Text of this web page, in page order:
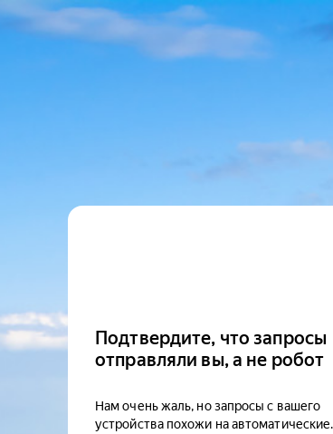
Подтвердите, что запросы
отправляли вы, а не робот
Нам очень жаль, но запросы с вашего
устройства похожи на автоматические.